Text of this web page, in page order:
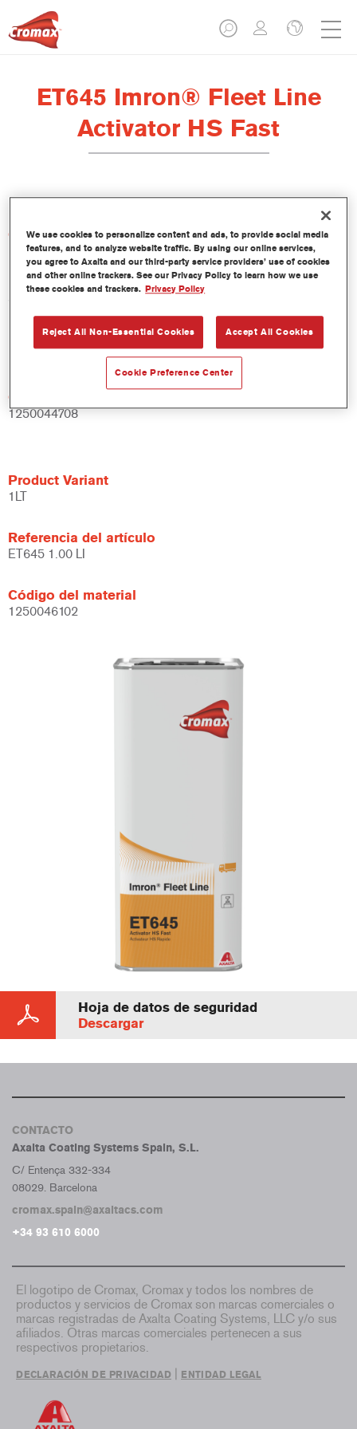
ET645 Imron® Fleet Line
Activator HS Fast
Características del producto
Product Variant
Referencia del artículo
Código del material
1250044708
Product Variant
1LT
Referencia del artículo
ET645 1.00 LI
Código del material
1250046102
Hoja de datos de seguridad
Descargar
CONTACTO
Axalta Coating Systems Spain, S.L.
C/ Entença 332-334
08029. Barcelona
cromax.spain@axaltacs.com
+34 93 610 6000
El logotipo de Cromax, Cromax y todos los nombres de
productos y servicios de Cromax son marcas comerciales o
marcas registradas de Axalta Coating Systems, LLC y/o sus
afiliados. Otras marcas comerciales pertenecen a sus
respectivos propietarios.
DECLARACIÓN DE PRIVACIDAD ENTIDAD LEGAL
We use cookies to personalize content and ads, to provide social media
features, and to analyze website traffic. By using our online services,
you agree to Axalta and our third-party service providers’ use of cookies
and other online trackers. See our Privacy Policy to learn how we use
these cookies and trackers. Privacy Policy
Reject All Non-Essential Cookies Accept All Cookies
Cookie Preference Center